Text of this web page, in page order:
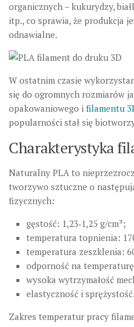
organicznych – kukurydzy,
itp., co sprawia, że ​​produkcja
odnawialne.
W ostatnim czasie
się do ogromnych rozmiarów
opakowaniowego i filamentu
popularności stał się
Charakterystyka
Naturalny PLA to
tworzywo sztuczne o
fizycznych:
gęstość: 1,23‑1,25 g/cm³;
temperatura topnienia:
temperatura zeszklenia:
odporność na
wysoka wytrzymałość
elastyczność i sprężystość.
Zakres temperatur pracy